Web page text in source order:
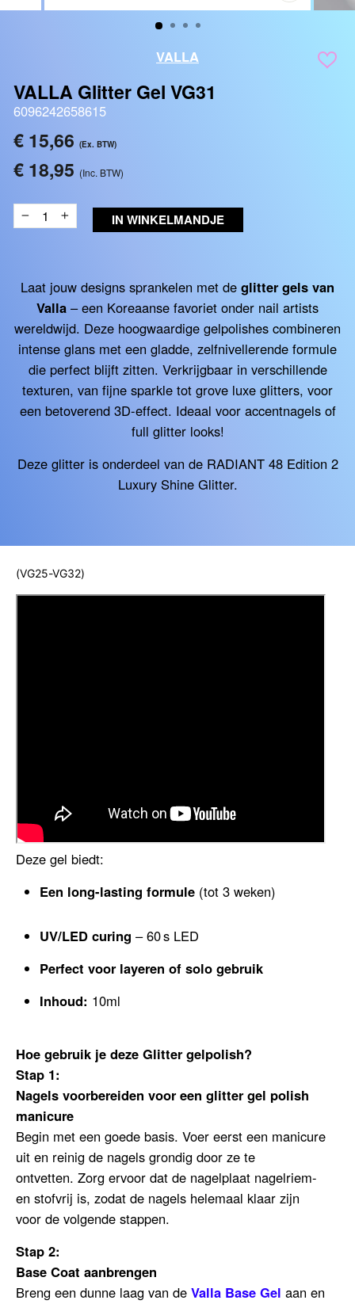
(ESC)
VALLA
VALLA Glitter Gel VG31
6096242658615
Reguliere
€ 15,66 (Ex. BTW)
€ 18,95 (Inc. BTW)
− + IN WINKELMANDJE
Laat jouw designs sprankelen met de glitter gels van
Valla – een Koreaanse favoriet onder nail artists
wereldwijd. Deze hoogwaardige gelpolishes combineren
intense glans met een gladde, zelfnivellerende formule
die perfect blijft zitten. Verkrijgbaar in verschillende
texturen, van fijne sparkle tot grove luxe glitters, voor
een betoverend 3D-effect. Ideaal voor accentnagels of
full glitter looks!
Deze glitter is onderdeel van de RADIANT 48 Edition 2
Luxury Shine Glitter.
(VG25-VG32)
Deze gel biedt:
Een long-lasting formule (tot 3 weken)
UV/LED curing – 60 s LED
Perfect voor layeren of solo gebruik
Inhoud: 10ml
Hoe gebruik je deze Glitter gelpolish?
Stap 1:
Nagels voorbereiden voor een glitter gel polish
manicure
Begin met een goede basis. Voer eerst een manicure
uit en reinig de nagels grondig door ze te
ontvetten. Zorg ervoor dat de nagelplaat nagelriem-
en stofvrij is, zodat de nagels helemaal klaar zijn
voor de volgende stappen.
Stap 2:
Base Coat aanbrengen
Breng een dunne laag van de Valla Base Gel aan en